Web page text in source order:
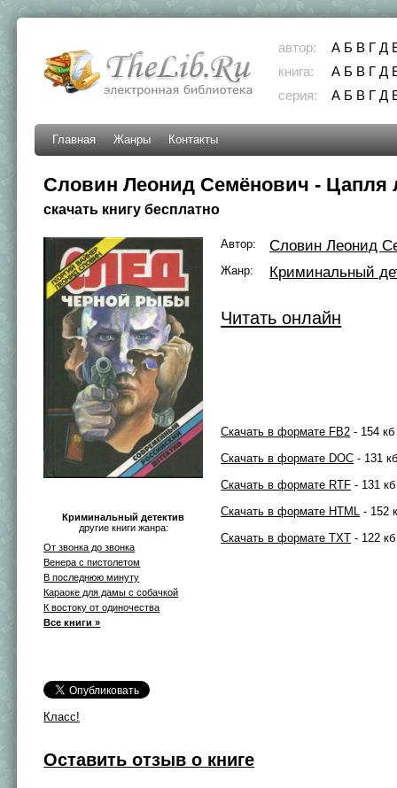
автор: А Б В Г Д
книга:
А Б В Г Д
серия:
А Б В Г Д
Главная Жанры Контакты
Словин Леонид Семёнович - Цапля
скачать книгу бесплатно
Криминальный детектив
другие книги жанра:
От звонка до звонка
Венера с пистолетом
В последнюю минуту
Караоке для дамы с собачкой
К востоку от одиночества
Все книги »
Класс!
Автор: Словин Леонид
Жанр: Криминальный
Читать онлайн
Скачать в формате FB2 - 154 кб
Скачать в формате DOC - 131
Скачать в формате RTF - 131 кб
Скачать в формате HTML - 152
Скачать в формате TXT - 122 кб
Оставить отзыв о книге